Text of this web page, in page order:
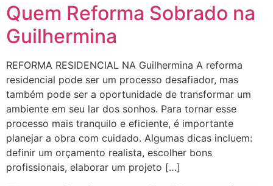
Quem Reforma Sobrado na
Guilhermina
REFORMA RESIDENCIAL NA Guilhermina A reforma
residencial pode ser um processo desafiador, mas
também pode ser a oportunidade de transformar um
ambiente em seu lar dos sonhos. Para tornar esse
processo mais tranquilo e eficiente, é importante
planejar a obra com cuidado. Algumas dicas incluem:
definir um orçamento realista, escolher bons
profissionais, elaborar um projeto […]